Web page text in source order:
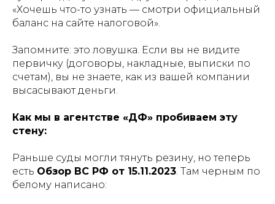
«Хочешь что-то узнать — смотри официальный
баланс на сайте налоговой».
Запомните: это ловушка. Если вы не видите
первичку (договоры, накладные, выписки по
счетам), вы не знаете, как из вашей компании
высасывают деньги.
Как мы в агентстве «ДФ» пробиваем эту
стену:
Раньше суды могли тянуть резину, но теперь
есть Обзор ВС РФ от 15.11.2023. Там черным по
белому написано: